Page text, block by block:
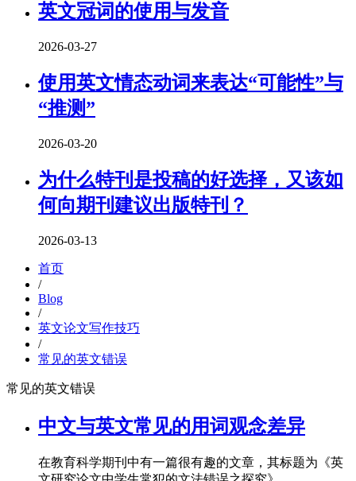
英文冠词的使用与发音
2026-03-27
使用英文情态动词来表达“可能性”与
“推测”
2026-03-20
为什么特刊是投稿的好选择，又该如
何向期刊建议出版特刊？
2026-03-13
首页
/
Blog
/
英文论文写作技巧
/
常见的英文错误
常见的英文错误
中文与英文常见的用词观念差异
在教育科学期刊中有一篇很有趣的文章，其标题为《英